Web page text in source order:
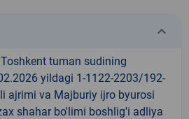
keyboard_arrow_down
tuman sudining
yildagi 1-1122-2203/192-
ajrimi va Majburiy ijro byurosi
shahar bo'limi boshlig'i adliya